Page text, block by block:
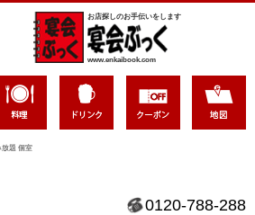
お店探しのお手伝いをします
www.enkaibook.com
0120-788-288
放題 個室